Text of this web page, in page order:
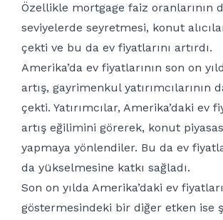
Özellikle mortgage faiz oranlarının
seviyelerde seyretmesi, konut
çekti ve bu da ev fiyatlarını artırdı.
Amerika’da ev fiyatlarının son on
artış, gayrimenkul yatırımcılarının
çekti. Yatırımcılar, Amerika’daki ev
artış eğilimini görerek, konut
yapmaya yönlendiler. Bu da ev
da yükselmesine katkı sağladı.
Son on yılda Amerika’daki ev
göstermesindeki bir diğer etken ise